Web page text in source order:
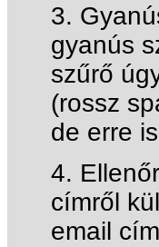
3.
gyanús
szűrő
(rossz
de erre
4.
címről
email